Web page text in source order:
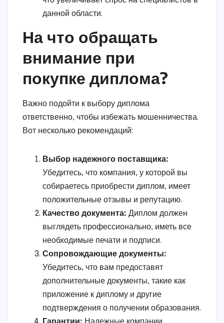
данной области.
На что обращать
внимание при
покупке диплома?
Важно подойти к выбору диплома
ответственно, чтобы избежать мошенничества.
Вот несколько рекомендаций:
Выбор надежного поставщика:
Убедитесь, что компания, у которой вы
собираетесь приобрести диплом, имеет
положительные отзывы и репутацию.
Качество документа: Диплом должен
выглядеть профессионально, иметь все
необходимые печати и подписи.
Сопровождающие документы:
Убедитесь, что вам предоставят
дополнительные документы, такие как
приложение к диплому и другие
подтверждения о получении образования.